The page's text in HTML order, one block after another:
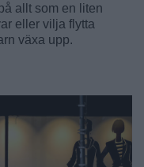
allt som en liten
eller vilja flytta
växa upp.